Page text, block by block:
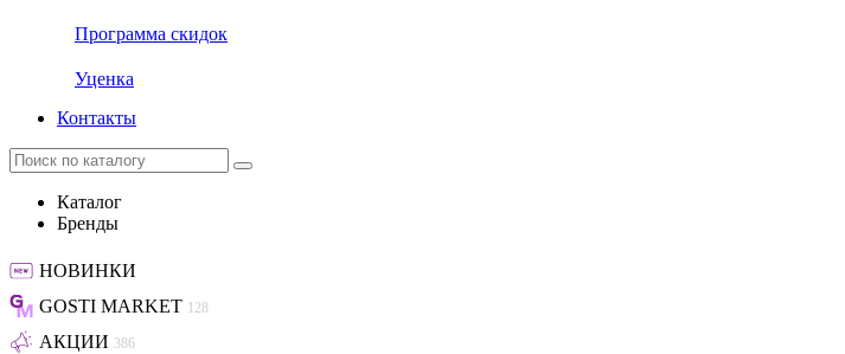
Программа скидок
Уценка
Контакты
Каталог
Бренды
НОВИНКИ
GOSTI MARKET 128
АКЦИИ 386